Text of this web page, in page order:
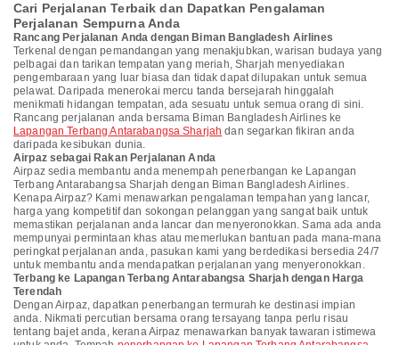
Cari Perjalanan Terbaik dan Dapatkan Pengalaman
Perjalanan Sempurna Anda
Rancang Perjalanan Anda dengan Biman Bangladesh Airlines
Terkenal dengan pemandangan yang menakjubkan, warisan budaya yang
pelbagai dan tarikan tempatan yang meriah, Sharjah menyediakan
pengembaraan yang luar biasa dan tidak dapat dilupakan untuk semua
pelawat. Daripada menerokai mercu tanda bersejarah hinggalah
menikmati hidangan tempatan, ada sesuatu untuk semua orang di sini.
Rancang perjalanan anda bersama Biman Bangladesh Airlines ke
Lapangan Terbang Antarabangsa Sharjah dan segarkan fikiran anda
daripada kesibukan dunia.
Airpaz sebagai Rakan Perjalanan Anda
Airpaz sedia membantu anda menempah penerbangan ke Lapangan
Terbang Antarabangsa Sharjah dengan Biman Bangladesh Airlines.
Kenapa Airpaz? Kami menawarkan pengalaman tempahan yang lancar,
harga yang kompetitif dan sokongan pelanggan yang sangat baik untuk
memastikan perjalanan anda lancar dan menyeronokkan. Sama ada anda
mempunyai permintaan khas atau memerlukan bantuan pada mana-mana
peringkat perjalanan anda, pasukan kami yang berdedikasi bersedia 24/7
untuk membantu anda mendapatkan perjalanan yang menyeronokkan.
Terbang ke Lapangan Terbang Antarabangsa Sharjah dengan Harga
Terendah
Dengan Airpaz, dapatkan penerbangan termurah ke destinasi impian
anda. Nikmati percutian bersama orang tersayang tanpa perlu risau
tentang bajet anda, kerana Airpaz menawarkan banyak tawaran istimewa